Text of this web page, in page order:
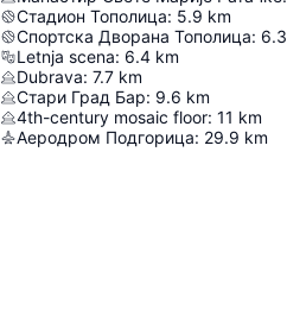
Стадион Тополица: 5.9 km
Спортска Дворана Тополица: 6.3
Letnja scena: 6.4 km
Dubrava: 7.7 km
Стари Град Бар: 9.6 km
4th-century mosaic floor: 11 km
Аеродром Подгорица: 29.9 km